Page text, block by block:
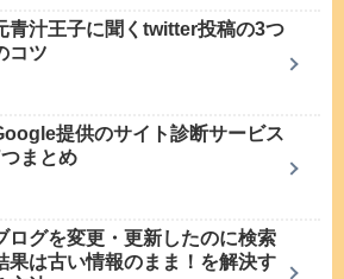
青汁王子に聞くtwitter投稿の3つ
コツ
提供のサイト診断サービス
まとめ
ログを変更・更新したのに検索
果は古い情報のまま！を解決す